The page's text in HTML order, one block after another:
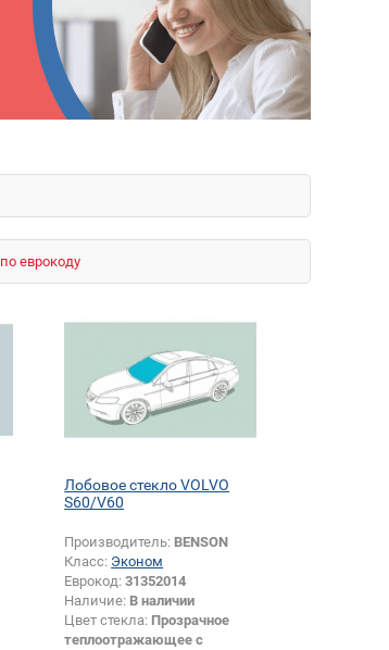
по еврокоду
Лобовое стекло VOLVO
S60/V60
Производитель: BENSON
Класс: Эконом
Еврокод:31352014
Наличие: В наличии
Цвет стекла: Прозрачное
теплоотражающее с